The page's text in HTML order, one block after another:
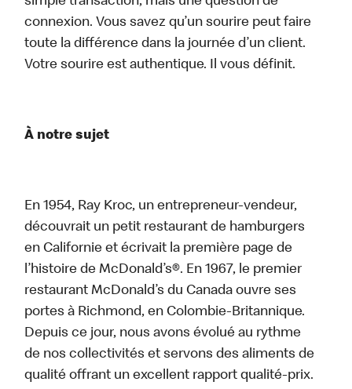
connexion. Vous savez qu’un sourire peut faire
toute la différence dans la journée d’un client.
Votre sourire est authentique. Il vous définit.
À notre sujet
En 1954, Ray Kroc, un entrepreneur-vendeur,
découvrait un petit restaurant de hamburgers
en Californie et écrivait la première page de
l’histoire de McDonald’s®. En 1967, le premier
restaurant McDonald’s du Canada ouvre ses
portes à Richmond, en Colombie-Britannique.
Depuis ce jour, nous avons évolué au rythme
de nos collectivités et servons des aliments de
qualité offrant un excellent rapport qualité-prix.